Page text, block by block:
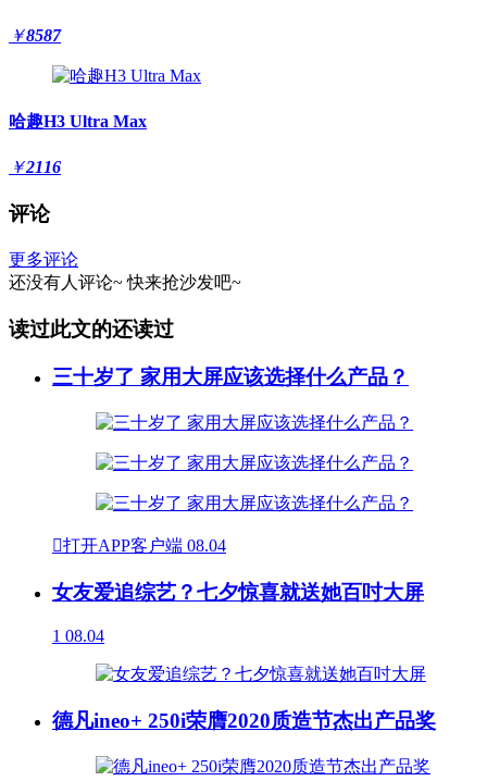
￥8587
哈趣H3 Ultra Max
￥2116
评论
更多评论
还没有人评论~ 快来抢沙发吧~
读过此文的还读过
三十岁了 家用大屏应该选择什么产品？
打开APP客户端 08.04
女友爱追综艺？七夕惊喜就送她百吋大屏
1 08.04
德凡ineo+ 250i荣膺2020质造节杰出产品奖